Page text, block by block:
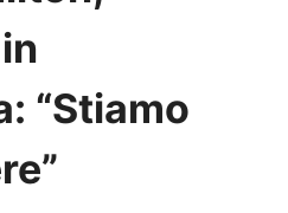
“Stiamo